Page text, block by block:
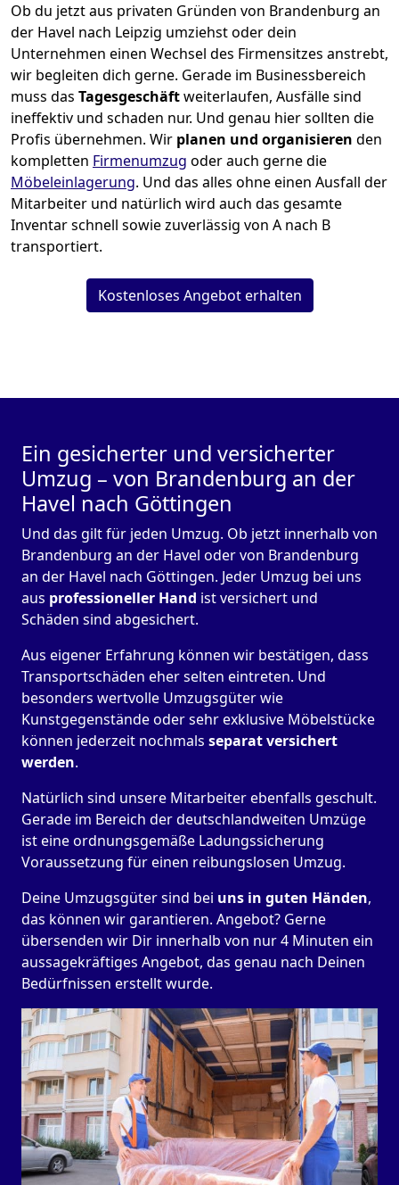
Ob du jetzt aus privaten Gründen von Brandenburg an
der Havel nach Leipzig umziehst oder dein
Unternehmen einen Wechsel des Firmensitzes anstrebt,
wir begleiten dich gerne. Gerade im Businessbereich
muss das Tagesgeschäftweiterlaufen, Ausfälle sind
ineffektiv und schaden nur. Und genau hier sollten die
Profis übernehmen. Wir planen und organisieren den
kompletten Firmenumzug oder auch gerne die
Möbeleinlagerung. Und das alles ohne einen Ausfall der
Mitarbeiter und natürlich wird auch das gesamte
Inventar schnell sowie zuverlässig von A nach B
transportiert.
Kostenloses Angebot erhalten
Ein gesicherter und versicherter
Umzug – von Brandenburg an der
Havel nach Göttingen
Und das gilt für jeden Umzug. Ob jetzt innerhalb von
Brandenburg an der Havel oder von Brandenburg
an der Havel nach Göttingen. Jeder Umzug bei uns
aus professioneller Hand ist versichert und
Schäden sind abgesichert.
Aus eigener Erfahrung können wir bestätigen, dass
Transportschäden eher selten eintreten. Und
besonders wertvolle Umzugsgüter wie
Kunstgegenstände oder sehr exklusive Möbelstücke
können jederzeit nochmals separat versichert
werden.
Natürlich sind unsere Mitarbeiter ebenfalls geschult.
Gerade im Bereich der deutschlandweiten Umzüge
ist eine ordnungsgemäße Ladungssicherung
Voraussetzung für einen reibungslosen Umzug.
Deine Umzugsgüter sind bei uns in guten Händen,
das können wir garantieren. Angebot? Gerne
übersenden wir Dir innerhalb von nur 4 Minuten ein
aussagekräftiges Angebot, das genau nach Deinen
Bedürfnissen erstellt wurde.